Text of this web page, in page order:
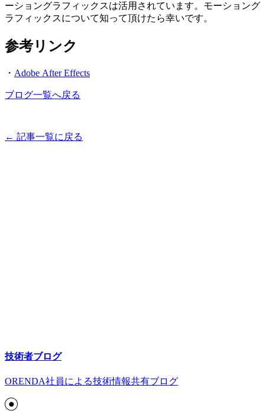
ーショングラフィックスは活用されています。モーショング
ラフィックスについて知って頂けたら幸いです。
参考リンク
・ Adobe After Effects
ブログ一覧へ戻る
← 記事一覧に戻る
技術者ブログ
ORENDA社員による技術情報共有ブログ